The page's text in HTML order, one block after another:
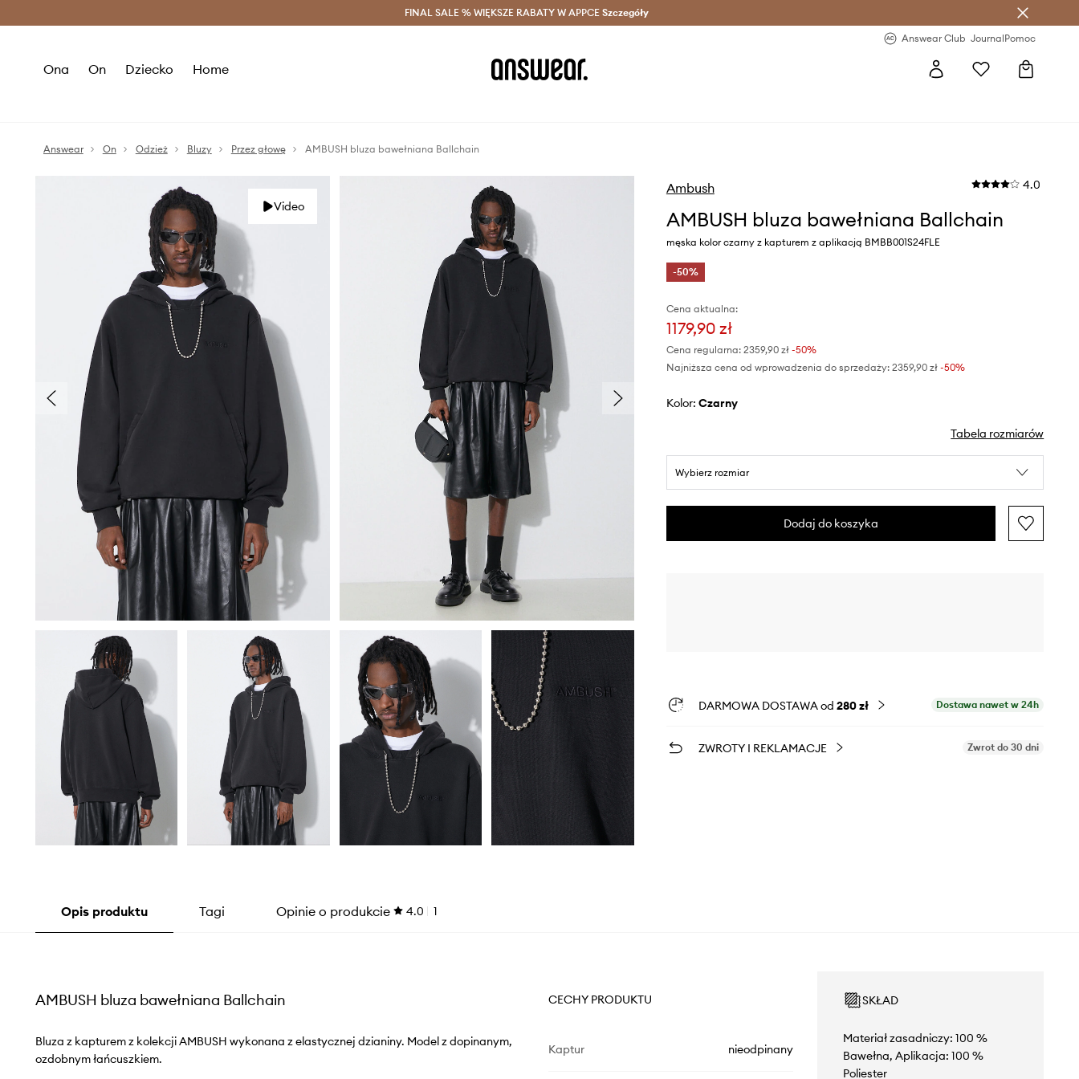
Oszczędzaj z Answear Club > Dostawa nawet w 24h >
FINAL SALE % WIĘKSZE RABATY W APPCE Szczegóły
Answear Club JournalPomoc
Ona On Dziecko Home
Answear On Odzież Bluzy Przez głowę AMBUSH bluza bawełniana Ballchain
Video
Ambush 4.0
AMBUSH bluza bawełniana Ballchain
męska kolor czarny z kapturem z aplikacją BMBB001S24FLE
-50%
Cena aktualna:
1179,90 zł
Cena regularna: 2359,90 zł-50%
Najniższa cena od wprowadzenia do sprzedaży: 2359,90 zł -50%
Kolor: czarny
Tabela rozmiarów
Wybierz rozmiar
Dodaj do koszyka
DARMOWA DOSTAWA od 280 zł Dostawa nawet w 24h
ZWROTY I REKLAMACJE Zwrot do 30 dni
Opis produktu Tagi Opinie o produkcie 4.0 1
AMBUSH bluza bawełniana Ballchain
Bluza z kapturem z kolekcji AMBUSH wykonana z elastycznej dzianiny. Model z dopinanym,
ozdobnym łańcuszkiem.
CECHY PRODUKTU
Kaptur nieodpinany
SKŁAD
Materiał zasadniczy: 100 %
Bawełna, Aplikacja: 100 %
Poliester